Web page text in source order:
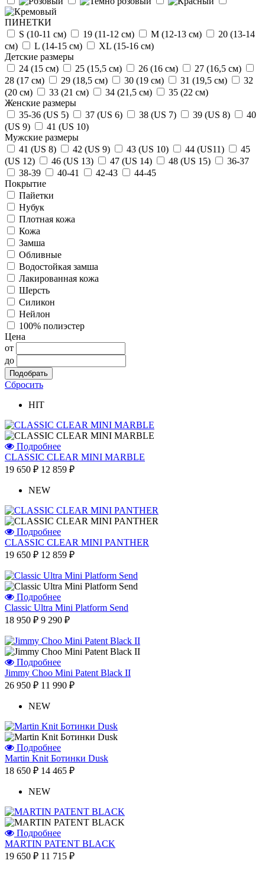
ПИНЕТКИ
S (10-11 см)
19 (11-12 см) М (12-13 см)
20 (13-14
см)
L (14-15 cм)
ХL (15-16 cм)
Детские размеры
24 (15 см)
25 (15,5 см) 26 (16 см)
27 (16,5 см)
28 (17 см)
29 (18,5 см) 30 (19 см) 31 (19,5 см)
32
(20 см)
33 (21 см) 34 (21,5 см)
35 (22 см)
Женские размеры
35-36 (US 5)
37 (US 6) 38 (US 7) 39 (US 8)
40
(US 9)
41 (US 10)
Мужские размеры
41 (US 8)
42 (US 9) 43 (US 10) 44 (US11)
45
(US 12)
46 (US 13) 47 (US 14) 48 (US 15)
36-37
38-39
40-41 42-43
44-45
Покрытие
Пайетки
Нубук
Плотная кожа
Кожа
Замша
Обливные
Водостойкая замша
Лакированная кожа
Шерсть
Силикон
Нейлон
100% полиэстер
Цена
от
до
Сбросить
HIT
Подробнее
CLASSIC CLEAR MINI MARBLE
19 650 ₽ 12 859 ₽
NEW
Подробнее
CLASSIC CLEAR MINI PANTHER
19 650 ₽ 12 859 ₽
Подробнее
Classic Ultra Mini Platform Send
18 950 ₽ 9 290 ₽
Подробнее
Jimmy Choo Mini Patent Black II
26 950 ₽ 11 990 ₽
NEW
Подробнее
Martin Knit Ботинки Dusk
18 650 ₽ 14 465 ₽
NEW
Подробнее
MARTIN PATENT BLACK
19 650 ₽ 11 715 ₽